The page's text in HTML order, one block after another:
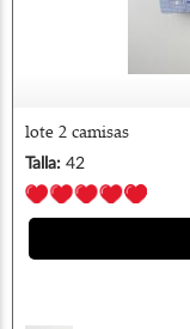
lote 2 camisas
Talla: 42